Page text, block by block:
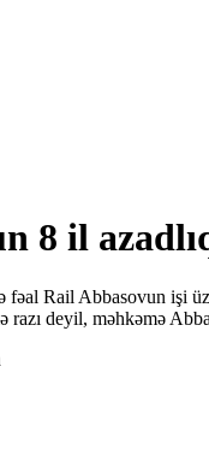
8 il
fəal Rail Abbasovun işi
deyil, məhkəmə